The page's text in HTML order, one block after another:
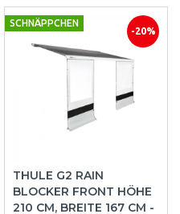
SCHNÄPPCHEN
-20%
THULE G2 RAIN
BLOCKER FRONT HÖHE
210 CM, BREITE 167 CM -